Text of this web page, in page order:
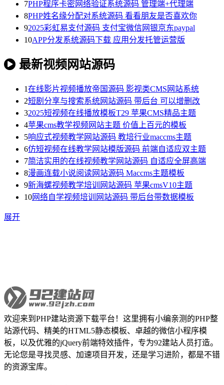
7PHP程序卡密网络验证系统源码 管理端+代理端
8PHP姓名缘分配对系统源码 看看朋友是否喜欢你
92025彩虹易支付源码 支付宝微信网银京东paypal
10APP分发系统源码下载 应用分发托管运营版
最新视频网站源码
1在线影片视频播放帝国源码 影视类CMS网站系统
2短剧分享与搜索系统网站源码 带后台 可以增删改
32025短视频在线播放模板T29 苹果CMS精品主题
4苹果cms教学视频网站主题 价值上百元的模板
5响应式视频教学网站源码 教培行业maccms主题
6仿短视频在线教学网站模版源码 前端自适应双主题
7简洁实用的在线视频教学网站源码 自适应全屏高端
8漫画连载小说阅读网站源码 Maccms主题模板
9新海螺视频教学培训网站源码 苹果cmsV10主题
10网络自学视频培训网站源码 带后台带数据模板
展开
欢迎来到PHP建站资源下载平台！这里拥有小编亲测的PHP整
站源代码、精美的HTML5静态模板、卓越的微信小程序模
板，以及优雅的jQuery前端特效插件，专为92建站人员打造。
无论您是寻找灵感、加速项目开发，还是学习进阶，都是不错
的资源宝库。